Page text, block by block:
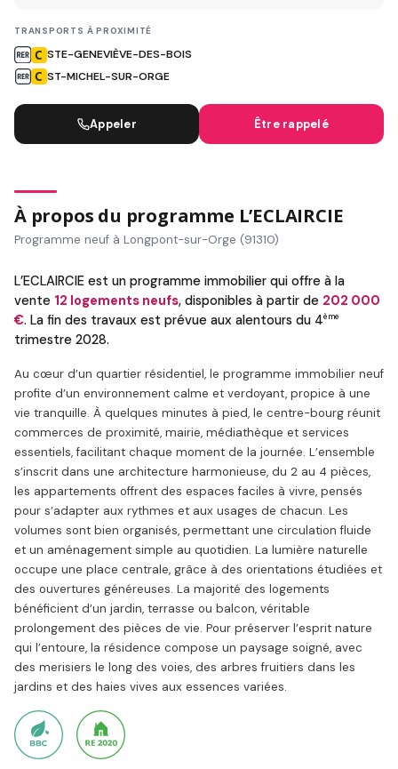
TRANSPORTS À PROXIMITÉ
STE-GENEVIÈVE-DES-BOIS
ST-MICHEL-SUR-ORGE
Appeler Être rappelé
À propos du programme L’ECLAIRCIE
Programme neuf à Longpont-sur-Orge (91310)
L’ECLAIRCIE est un programme immobilier qui offre à la
vente 12 logements neufs, disponibles à partir de 202 000
€. La fin des travaux est prévue aux alentours du 4ème
trimestre 2028.
Au cœur d’un quartier résidentiel, le programme immobilier neuf
profite d’un environnement calme et verdoyant, propice à une
vie tranquille. À quelques minutes à pied, le centre-bourg réunit
commerces de proximité, mairie, médiathèque et services
essentiels, facilitant chaque moment de la journée. L’ensemble
s’inscrit dans une architecture harmonieuse, du 2 au 4 pièces,
les appartements offrent des espaces faciles à vivre, pensés
pour s’adapter aux rythmes et aux usages de chacun. Les
volumes sont bien organisés, permettant une circulation fluide
et un aménagement simple au quotidien. La lumière naturelle
occupe une place centrale, grâce à des orientations étudiées et
des ouvertures généreuses. La majorité des logements
bénéficient d’un jardin, terrasse ou balcon, véritable
prolongement des pièces de vie. Pour préserver l’esprit nature
qui l’entoure, la résidence compose un paysage soigné, avec
des merisiers le long des voies, des arbres fruitiers dans les
jardins et des haies vives aux essences variées.